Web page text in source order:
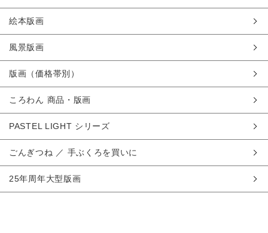
絵本版画
風景版画
版画（価格帯別）
ころわん 商品・版画
PASTEL LIGHT シリーズ
ごんぎつね ／ 手ぶくろを買いに
25年周年大型版画